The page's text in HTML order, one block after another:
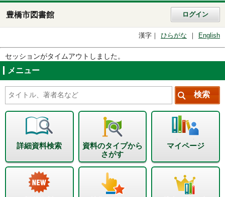
豊橋市図書館 ログイン
漢字 ひらがな English
セッションがタイムアウトしました。
メニュー
詳細資料検索
資料のタイプから
さがす
マイページ